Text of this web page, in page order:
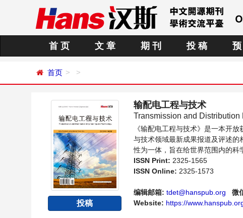
首 页 文 章 期 刊 投 稿
首页
投稿
输配电工程与技术
Transmission and
《输配电工程与技术》是一本开
与技术领域最新成果报道及评述
性为一体，旨在给世界范围内的
向问题与发展的交流平台。
ISSN Print: 2325-1565
ISSN Online: 2325-1573
编辑邮箱: tdet@hanspub.org 微
Website: https://